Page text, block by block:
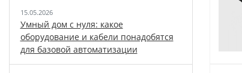
15.05.2026
Умный дом с нуля: какое
оборудование и кабели понадобятся
для базовой автоматизации